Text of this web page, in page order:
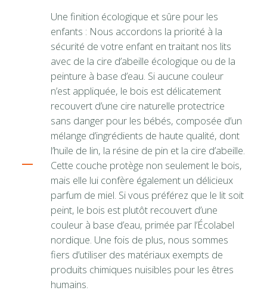
Une finition écologique et sûre pour les
enfants : Nous accordons la priorité à la
sécurité de votre enfant en traitant nos lits
avec de la cire d’abeille écologique ou de la
peinture à base d’eau. Si aucune couleur
n’est appliquée, le bois est délicatement
recouvert d’une cire naturelle protectrice
sans danger pour les bébés, composée d’un
mélange d’ingrédients de haute qualité, dont
l’huile de lin, la résine de pin et la cire d’abeille.
Cette couche protège non seulement le bois,
mais elle lui confère également un délicieux
parfum de miel. Si vous préférez que le lit soit
peint, le bois est plutôt recouvert d’une
couleur à base d’eau, primée par l’Écolabel
nordique. Une fois de plus, nous sommes
fiers d’utiliser des matériaux exempts de
produits chimiques nuisibles pour les êtres
humains.